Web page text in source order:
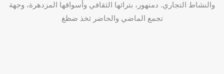
والنشاط التجاري. دمنهور، بتراثها الثقافي وأسواقها المزدهرة، وجهة
تجمع الماضي والحاضر ثخذ ضظغ